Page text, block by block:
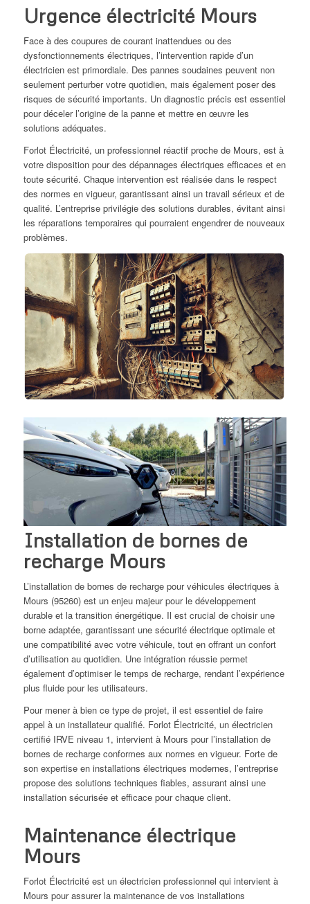
Urgence électricité Mours
Face à des coupures de courant inattendues ou des
dysfonctionnements électriques, l’intervention rapide d’un
électricien est primordiale. Des pannes soudaines peuvent non
seulement perturber votre quotidien, mais également poser des
risques de sécurité importants. Un diagnostic précis est essentiel
pour déceler l’origine de la panne et mettre en œuvre les
solutions adéquates.
Forlot Électricité, un professionnel réactif proche de Mours, est à
votre disposition pour des dépannages électriques efficaces et en
toute sécurité. Chaque intervention est réalisée dans le respect
des normes en vigueur, garantissant ainsi un travail sérieux et de
qualité. L’entreprise privilégie des solutions durables, évitant ainsi
les réparations temporaires qui pourraient engendrer de nouveaux
problèmes.
Installation de bornes de
recharge Mours
L’installation de bornes de recharge pour véhicules électriques à
Mours (95260) est un enjeu majeur pour le développement
durable et la transition énergétique. Il est crucial de choisir une
borne adaptée, garantissant une sécurité électrique optimale et
une compatibilité avec votre véhicule, tout en offrant un confort
d’utilisation au quotidien. Une intégration réussie permet
également d’optimiser le temps de recharge, rendant l’expérience
plus fluide pour les utilisateurs.
Pour mener à bien ce type de projet, il est essentiel de faire
appel à un installateur qualifié. Forlot Électricité, un électricien
certifié IRVE niveau 1, intervient à Mours pour l’installation de
bornes de recharge conformes aux normes en vigueur. Forte de
son expertise en installations électriques modernes, l’entreprise
propose des solutions techniques fiables, assurant ainsi une
installation sécurisée et efficace pour chaque client.
Maintenance électrique
Mours
Forlot Électricité est un électricien professionnel qui intervient à
Mours pour assurer la maintenance de vos installations